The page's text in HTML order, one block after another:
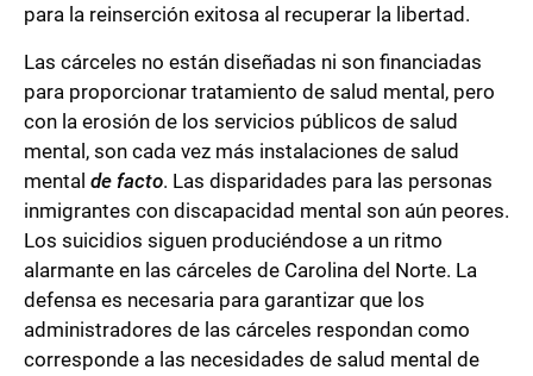
para la reinserción exitosa al recuperar la libertad.
Las cárceles no están diseñadas ni son financiadas
para proporcionar tratamiento de salud mental, pero
con la erosión de los servicios públicos de salud
mental, son cada vez más instalaciones de salud
mental de facto. Las disparidades para las personas
inmigrantes con discapacidad mental son aún peores.
Los suicidios siguen produciéndose a un ritmo
alarmante en las cárceles de Carolina del Norte. La
defensa es necesaria para garantizar que los
administradores de las cárceles respondan como
corresponde a las necesidades de salud mental de